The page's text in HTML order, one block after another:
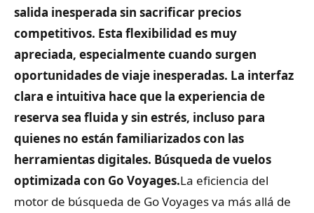
salida inesperada sin sacrificar precios
competitivos. Esta flexibilidad es muy
apreciada, especialmente cuando surgen
oportunidades de viaje inesperadas. La interfaz
clara e intuitiva hace que la experiencia de
reserva sea fluida y sin estrés, incluso para
quienes no están familiarizados con las
herramientas digitales. Búsqueda de vuelos
optimizada con Go Voyages.La eficiencia del
motor de búsqueda de Go Voyages va más allá de